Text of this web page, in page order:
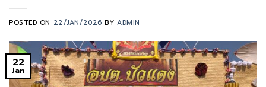
POSTED ON 22/JAN/2026 BYADMIN
22
Jan